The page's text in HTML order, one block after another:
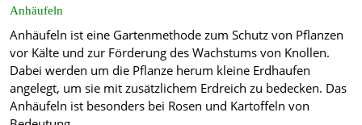
Anhäufeln
Anhäufeln ist eine Gartenmethode zum Schutz von Pflanzen
vor Kälte und zur Förderung des Wachstums von Knollen.
Dabei werden um die Pflanze herum kleine Erdhaufen
angelegt, um sie mit zusätzlichem Erdreich zu bedecken. Das
Anhäufeln ist besonders bei Rosen und Kartoffeln von